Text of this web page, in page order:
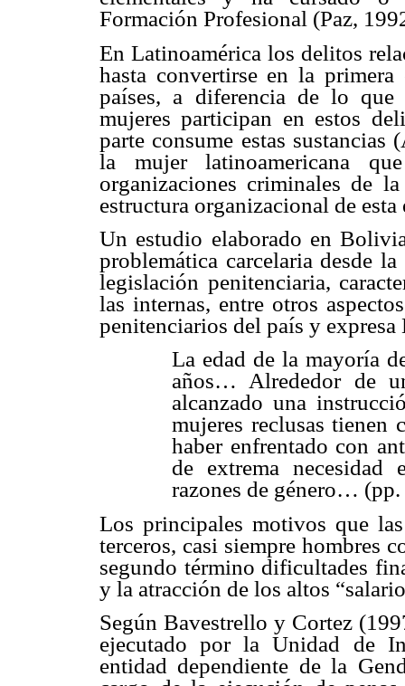
Formación Profesional (Paz,
En Latinoamérica los delitos
hasta convertirse en la
países, a diferencia de lo que
mujeres participan en estos
parte consume estas
la mujer latinoamericana
organizaciones criminales de
estructura organizacional de
Un estudio elaborado en
problemática carcelaria desde
legislación penitenciaria,
las internas, entre otros
penitenciarios del país y
La edad de la mayoría
años… Alrededor de
alcanzado una
mujeres reclusas tienen
haber enfrentado con
de extrema necesidad
razones de género…
Los principales motivos que
terceros, casi siempre hombres
segundo término dificultades
y la atracción de los altos
Según Bavestrello y Cortez
ejecutado por la Unidad de
entidad dependiente de la